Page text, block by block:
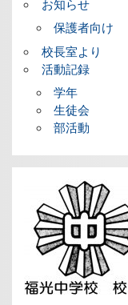
お知らせ
保護者向け
校長室より
活動記録
学年
生徒会
部活動